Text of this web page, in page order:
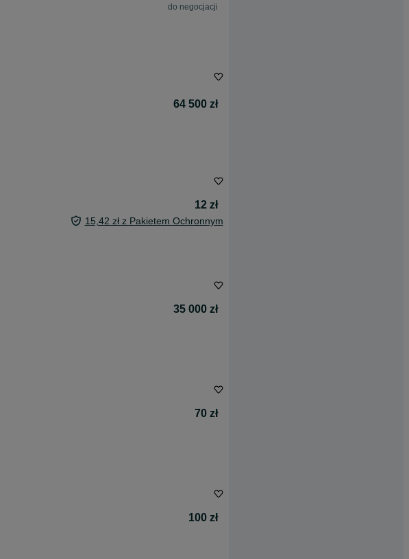
do negocjacji
64 500 zł
12 zł
15,42 zł z Pakietem Ochronnym
35 000 zł
70 zł
100 zł